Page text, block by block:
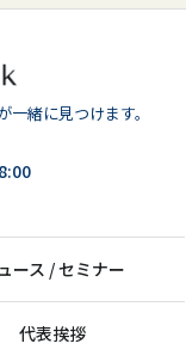
緒に見つけます。
ース / セミナー
代表挨拶